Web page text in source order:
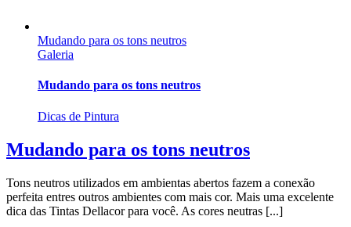
Mudando para os tons neutros
Galeria
Mudando para os tons neutros
Dicas de Pintura
Mudando para os tons neutros
Tons neutros utilizados em ambientas abertos fazem a conexão
perfeita entres outros ambientes com mais cor. Mais uma excelente
dica das Tintas Dellacor para você. As cores neutras [...]